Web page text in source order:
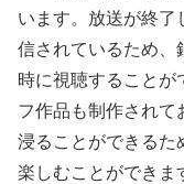
います。放送が終了
信されているため、
時に視聴することが
フ作品も制作されて
浸ることができるた
楽しむことができま